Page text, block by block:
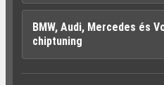
BMW, Audi, Mercedes és
chiptuning